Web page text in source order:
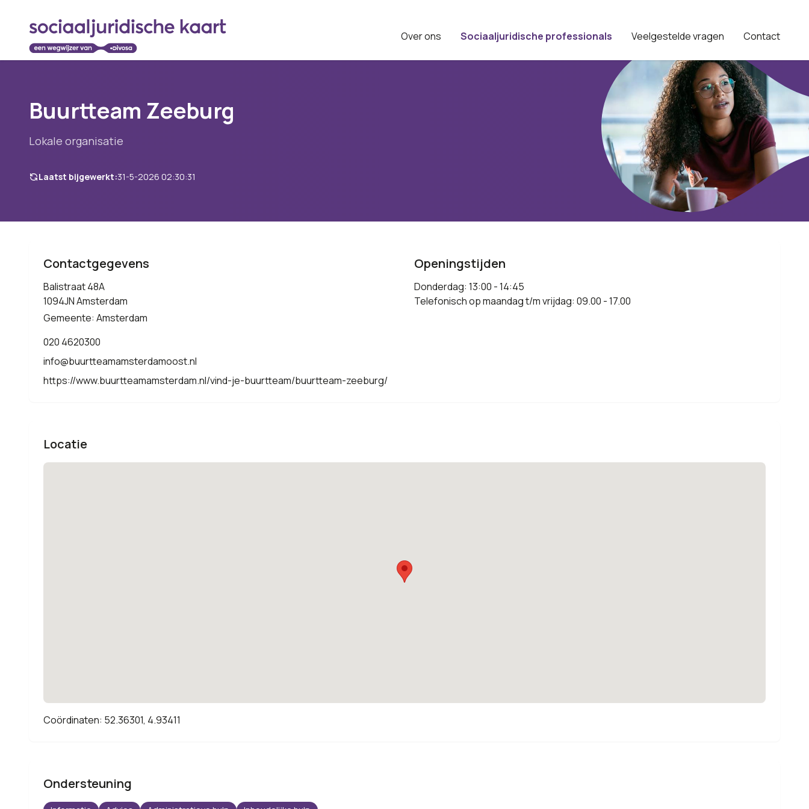
Over ons Sociaaljuridische professionals Veelgestelde vragen Contact
Buurtteam Zeeburg
Lokale organisatie
Laatst bijgewerkt:31-5-2026 02:30:31
Contactgegevens
Balistraat 48A
1094JN Amsterdam
Gemeente: Amsterdam
020 4620300
info@buurtteamamsterdamoost.nl
https://www.buurtteamamsterdam.nl/vind-je-buurtteam/buurtteam-zeeburg/
Openingstijden
Donderdag: 13:00 - 14:45
Telefonisch op maandag t/m vrijdag: 09.00 - 17.00
Locatie
Coördinaten: 52.36301, 4.93411
Ondersteuning